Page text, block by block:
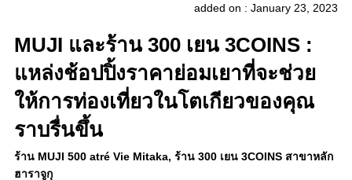
added on : January 23, 2023
MUJI และร้าน 300 เยน 3COINS :
แหล่งช้อปปิ้งราคาย่อมเยาที่จะช่วย
ให้การท่องเที่ยวในโตเกียวของคุณ
ราบรื่นขึ้น
ร้าน MUJI 500 atré Vie Mitaka, ร้าน 300 เยน 3COINS สาขาหลัก
ฮาราจูกุ